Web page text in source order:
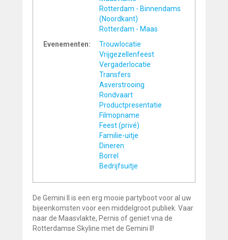
Rotterdam - Binnendams
(Noordkant)
Rotterdam - Maas
Evenementen:
Trouwlocatie
Vrijgezellenfeest
Vergaderlocatie
Transfers
Asverstrooing
Rondvaart
Productpresentatie
Filmopname
Feest (privé)
Familie-uitje
Dineren
Borrel
Bedrijfsuitje
De Gemini II is een erg mooie partyboot voor al uw
bijeenkomsten voor een middelgroot publiek. Vaar
naar de Maasvlakte, Pernis of geniet vna de
Rotterdamse Skyline met de Gemini II!